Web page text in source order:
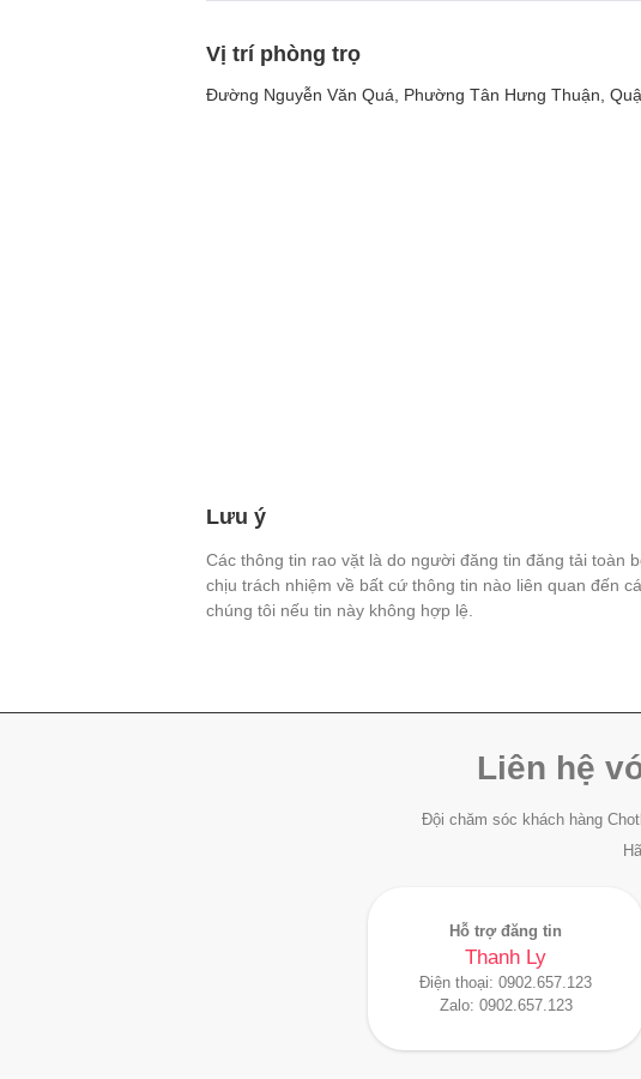
Vị trí phòng trọ
Đường Nguyễn Văn Quá, Phường Tân Hưng Thuận,
Lưu ý
Các thông tin rao vặt là do người đăng tin đăng tải toàn
chịu trách nhiệm về bất cứ thông tin nào liên quan đến
chúng tôi nếu tin này không hợp lệ.
Liên hệ
Đội chăm sóc khách hàng
Hỗ trợ đăng tin
Thanh Ly
Điện thoại: 0902.657.123
Zalo: 0902.657.123